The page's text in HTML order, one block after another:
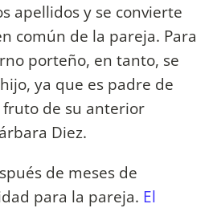
apellidos y se convierte
común de la pareja. Para
porteño, en tanto, se
ya que es padre de
fruto de su anterior
Diez.
de meses de
para la pareja. El